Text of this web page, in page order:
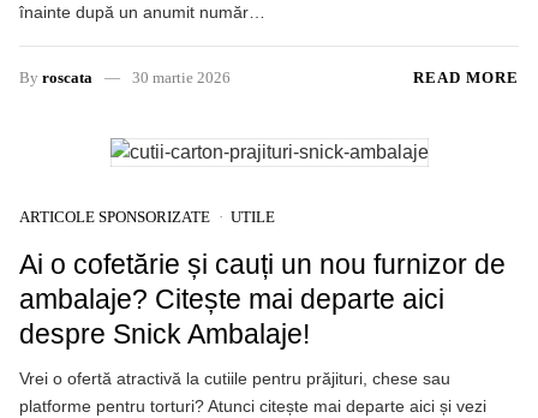
înainte după un anumit număr…
By roscata 30 martie 2026 READ MORE
ARTICOLE SPONSORIZATE UTILE
Ai o cofetărie și cauți un nou furnizor de
ambalaje? Citește mai departe aici
despre Snick Ambalaje!
Vrei o ofertă atractivă la cutiile pentru prăjituri, chese sau
platforme pentru torturi? Atunci citește mai departe aici și vezi